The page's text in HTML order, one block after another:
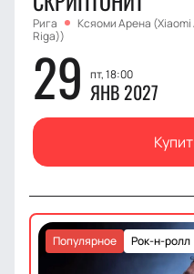
Рига
Ксяоми Арена
Riga))
29 пт, 18:00
ЯНВ 2027
Рок-н-ролл
Популярное